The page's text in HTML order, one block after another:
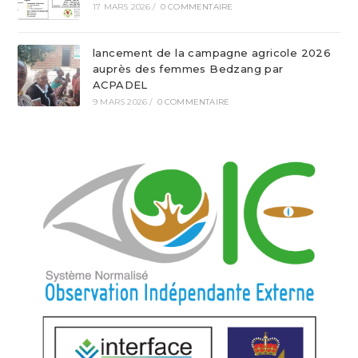
17 MARS 2026 / 0 COMMENTAIRE
lancement de la campagne agricole 2026
auprès des femmes Bedzang par
ACPADEL
9 MARS 2026 / 0 COMMENTAIRE